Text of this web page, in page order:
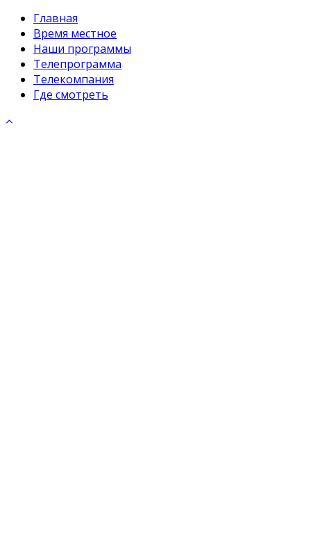
Главная
Время местное
Наши программы
Телепрограмма
Телекомпания
Где смотреть